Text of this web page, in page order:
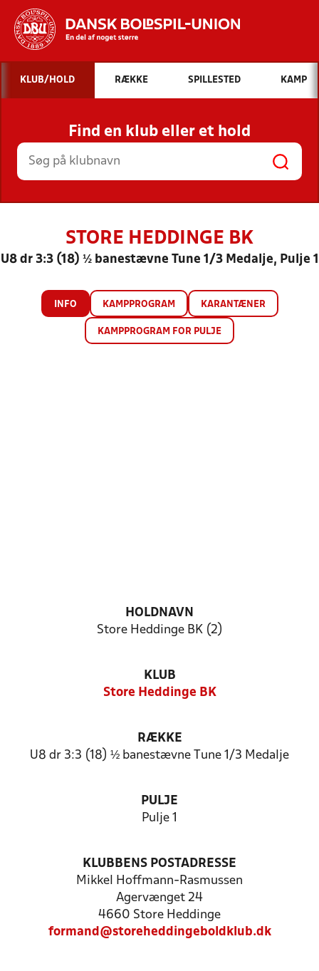
Hvad vil du søge efter?
INDHOLD OG NYHEDER
STILLINGER, RESULTATER, KLUBBER OG
HOLD
KLUB/HOLD RÆKKE SPILLESTED KAMP
Find en klub eller et hold
STORE HEDDINGE BK
U8 dr 3:3 (18) ½ banestævne Tune 1/3 Medalje, Pulje 1
INFO KAMPPROGRAM KARANTÆNER
KAMPPROGRAM FOR PULJE
HOLDNAVN
Store Heddinge BK (2)
KLUB
Store Heddinge BK
RÆKKE
U8 dr 3:3 (18) ½ banestævne Tune 1/3 Medalje
PULJE
Pulje 1
KLUBBENS POSTADRESSE
Mikkel Hoffmann-Rasmussen
Agervænget 24
4660 Store Heddinge
formand@storeheddingeboldklub.dk